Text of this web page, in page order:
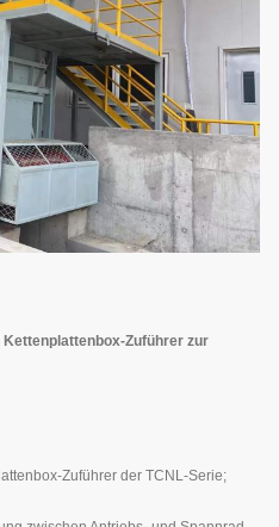
Zuführer zur
Zuführer der TCNL-Serie;